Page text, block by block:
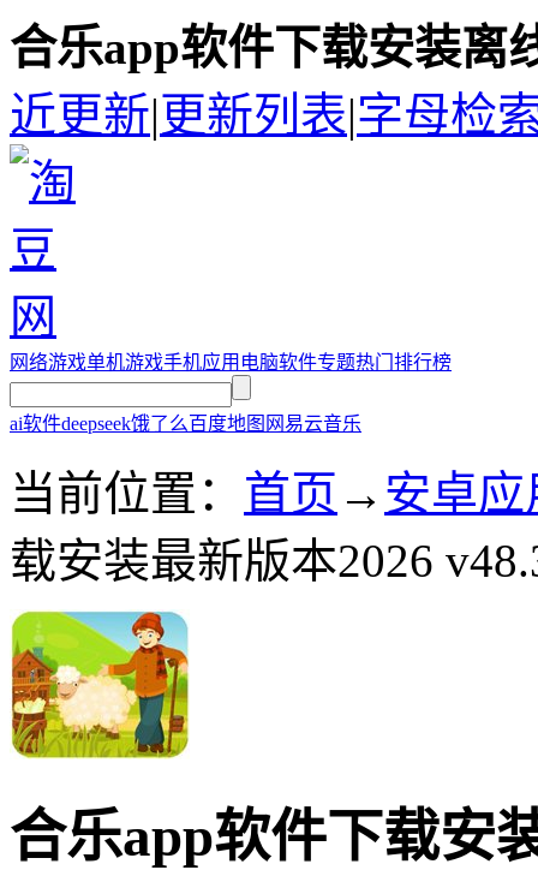
合乐app软件下载安装离
近更新|更新列表|字母检
网络游戏单机游戏手机应用 电脑软件专题热门排行榜
ai软件deepseek饿了么百度地图 网易云音乐
当前位置： 首页 → 安卓应
载安装最新版本2026
合乐app软件下载安